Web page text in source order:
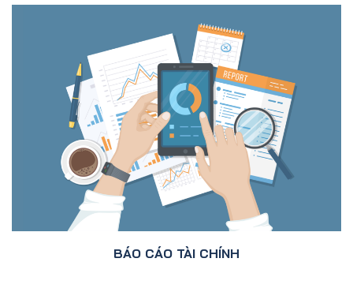
BÁO CÁO TÀI CHÍNH